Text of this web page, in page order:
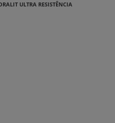
ULTRA RESISTÊNCIA